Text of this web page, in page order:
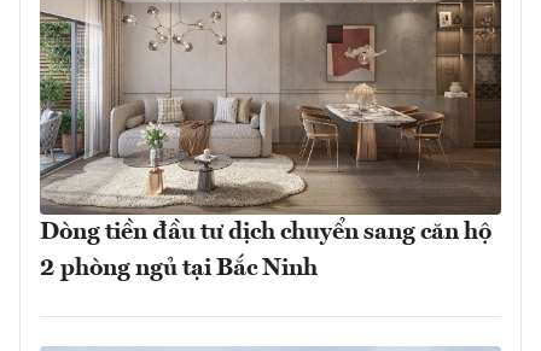
Dòng tiền đầu tư dịch chuyển sang căn hộ
2 phòng ngủ tại Bắc Ninh